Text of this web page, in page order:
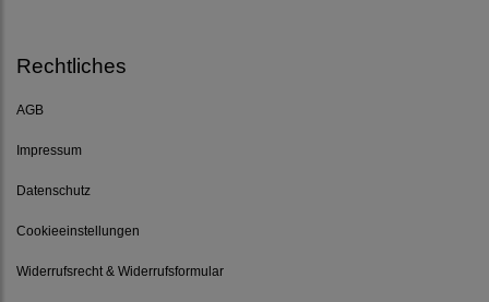
Rechtliches
AGB
Impressum
Datenschutz
Cookieeinstellungen
Widerrufsrecht & Widerrufsformular